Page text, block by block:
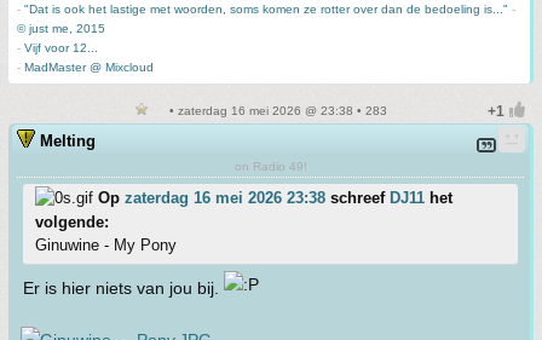
- "Dat is ook het lastige met woorden, soms komen ze rotter over dan de bedoeling is..." -
© just me, 2015
- Vijf voor 12...
- MadMaster @ Mixcloud
• zaterdag 16 mei 2026 @ 23:38 • 283
Melting
on Radio 49!
Op zaterdag 16 mei 2026 23:38 schreef DJ11 het
volgende:
Ginuwine - My Pony
Er is hier niets van jou bij.